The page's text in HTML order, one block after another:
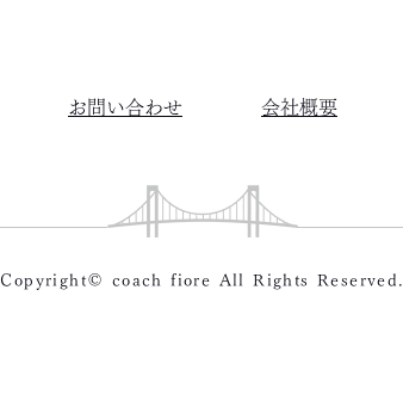
お問い合わせ 会社概要
Copyright© coach fiore All Rights Reserved.